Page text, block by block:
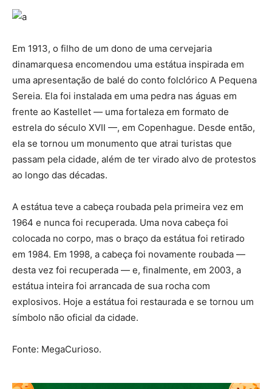
Em 1913, o filho de um dono de uma cervejaria
dinamarquesa encomendou uma estátua inspirada em
uma apresentação de balé do conto folclórico A Pequena
Sereia. Ela foi instalada em uma pedra nas águas em
frente ao Kastellet — uma fortaleza em formato de
estrela do século XVII —, em Copenhague. Desde então,
ela se tornou um monumento que atrai turistas que
passam pela cidade, além de ter virado alvo de protestos
ao longo das décadas.
A estátua teve a cabeça roubada pela primeira vez em
1964 e nunca foi recuperada. Uma nova cabeça foi
colocada no corpo, mas o braço da estátua foi retirado
em 1984. Em 1998, a cabeça foi novamente roubada —
desta vez foi recuperada — e, finalmente, em 2003, a
estátua inteira foi arrancada de sua rocha com
explosivos. Hoje a estátua foi restaurada e se tornou um
símbolo não oficial da cidade.
Fonte: MegaCurioso.